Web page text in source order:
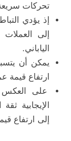
تحركات
إذ يؤدي
إلى
الياباني.
يمكن أن
ارتفاع قيمة
على العكس
الإيجابية
إلى ارتفاع